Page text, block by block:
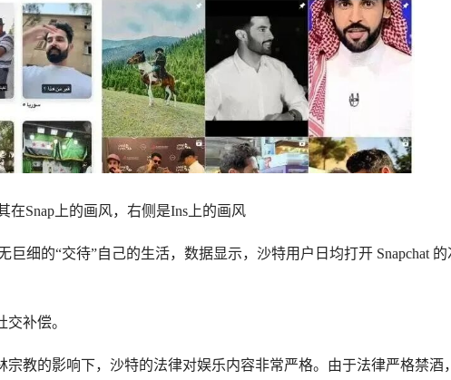
在Snap上的画风，右侧是Ins上的画风
细的“交待”自己的生活，数据显示，沙特用户日均打开 Snapchat 的
补偿。
教的影响下，沙特的法律对娱乐内容非常严格。由于法律严格禁酒